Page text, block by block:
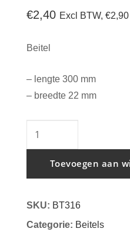
€2,40 Excl BTW, €2,90
Beitel
– lengte 300 mm
– breedte 22 mm
Toevoegen aan
SKU: BT316
Categorie: Beitels